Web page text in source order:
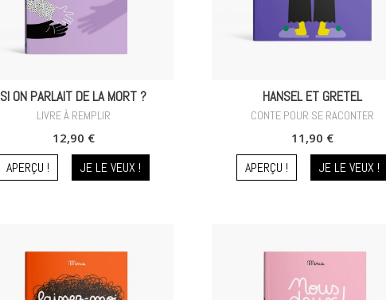
SI ON PARLAIT DE LA MORT ?
LIVRE À REMPLIR
12,90 €
APERÇU ! JE LE VEUX !
HANSEL ET GRETEL
CONTE POUR SE RACONTER
11,90 €
APERÇU ! JE LE VEUX !